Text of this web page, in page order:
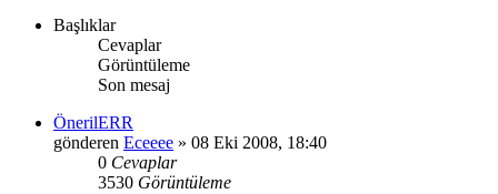
Başlıklar
Cevaplar
Görüntüleme
Son mesaj
ÖnerilERR
gönderen Eceeee » 08 Eki 2008, 18:40
0 Cevaplar
3530 Görüntüleme